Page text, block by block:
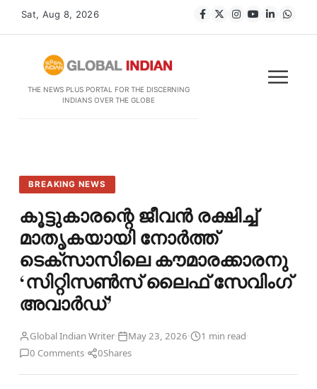
Sat, Aug 8, 2026
THE NEWS PLUS PORTAL FOR THE DISCERNING
INDIANS OVER THE GLOBE
BREAKING NEWS
കൂട്ടുകാരന്റെ ജീവൻ രക്ഷിച്ച്
മാതൃകയായി നോർത്ത്
ടെക്സാസിലെ കൗമാരക്കാരനു
‘സിറ്റിസൺസ് ലൈഫ് സേവിംഗ്
അവാർഡ്’
Global Indian Writer· May 23, 2026· 1 min read·
0 Comments· 0Shares